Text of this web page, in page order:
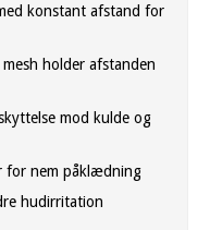
konstant afstand for
holder afstanden
mod kulde og
for nem påklædning
hudirritation